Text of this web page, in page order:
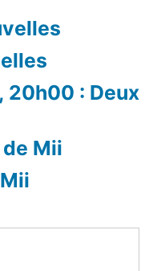
20h00 : Deux
Mii